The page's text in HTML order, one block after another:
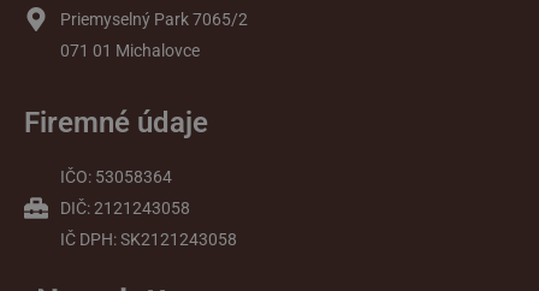
Priemyselný Park 7065/2
071 01 Michalovce
Firemné údaje
IČO: 53058364
DIČ: 2121243058
IČ DPH: SK2121243058